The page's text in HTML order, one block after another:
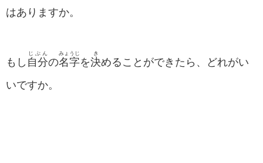
はありますか。
もし 自分
じぶん
の名字
みょうじ
を決
き
めることができたら、どれがい
いですか。